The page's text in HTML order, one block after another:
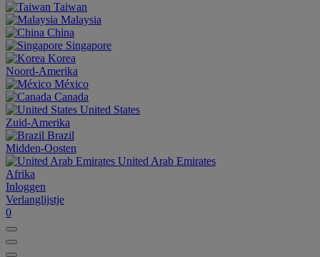
Taiwan
Malaysia
China
Singapore
Korea
Noord-Amerika
México
Canada
United States
Zuid-Amerika
Brazil
Midden-Oosten
United Arab Emirates
Afrika
Inloggen
Verlanglijstje
0